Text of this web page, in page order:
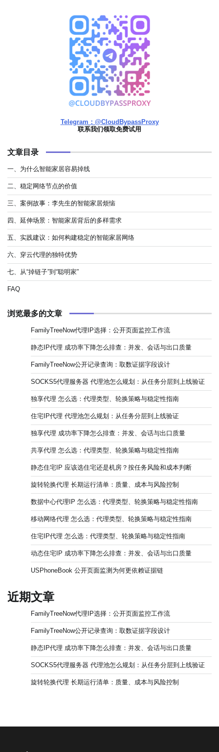
Telegram：@CloudBypassProxy
联系我们领取免费试用
文章目录
一、为什么智能家居容易掉线
二、稳定网络节点的价值
三、案例故事：李先生的智能家居烦恼
四、延伸场景：智能家居背后的多样需求
五、实践建议：如何构建稳定的智能家居网络
六、穿云代理的独特优势
七、从“掉链子”到“聪明家”
FAQ
浏览最多的文章
FamilyTreeNow代理IP选择：公开页面监控工作流
静态IP代理 成功率下降怎么排查：并发、会话与出口质量
FamilyTreeNow公开记录查询：取数证据字段设计
SOCKS5代理服务器 代理池怎么规划：从任务分层到上线验证
独享代理 怎么选：代理类型、轮换策略与稳定性指南
住宅IP代理 代理池怎么规划：从任务分层到上线验证
独享代理 成功率下降怎么排查：并发、会话与出口质量
共享代理 怎么选：代理类型、轮换策略与稳定性指南
静态住宅IP 应该选住宅还是机房？按任务风险和成本判断
旋转轮换代理 长期运行清单：质量、成本与风险控制
数据中心代理IP 怎么选：代理类型、轮换策略与稳定性指南
移动网络代理 怎么选：代理类型、轮换策略与稳定性指南
住宅IP代理 怎么选：代理类型、轮换策略与稳定性指南
动态住宅IP 成功率下降怎么排查：并发、会话与出口质量
USPhoneBook 公开页面监测为何更依赖证据链
近期文章
FamilyTreeNow代理IP选择：公开页面监控工作流
FamilyTreeNow公开记录查询：取数证据字段设计
静态IP代理 成功率下降怎么排查：并发、会话与出口质量
SOCKS5代理服务器 代理池怎么规划：从任务分层到上线验证
旋转轮换代理 长期运行清单：质量、成本与风险控制